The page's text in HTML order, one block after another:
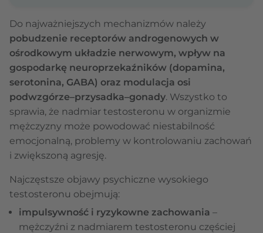
Do najważniejszych mechanizmów należy
pobudzenie receptorów androgenowych w
ośrodkowym układzie nerwowym, wpływ na
gospodarkę neuroprzekaźników (dopamina,
serotonina, GABA) oraz modulacja osi
podwzgórze–przysadka–gonady. Wszystko to
sprawia, że nadmiar testosteronu w organizmie
mężczyzny może powodować niestabilność
emocjonalną, problemy w kontrolowaniu zachowań
i zwiększoną agresję.
Najczęstsze objawy psychiczne wysokiego
testosteronu obejmują:
impulsywność i ryzykowne zachowania –
mężczyźni z nadmiarem testosteronu częściej